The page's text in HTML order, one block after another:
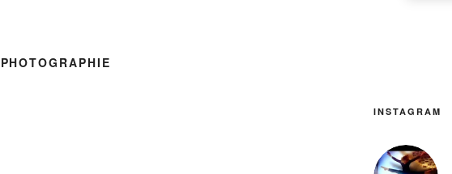
PHOTOGRAPHIE
INSTAGRAM